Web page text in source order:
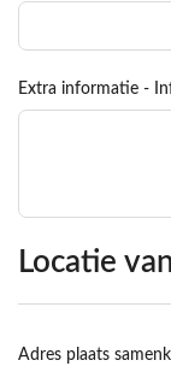
Extra informatie -
Locatie
Adres plaats